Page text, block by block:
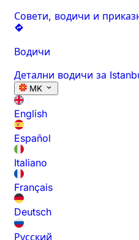
Совети, водичи и
Водичи
Детални водичи за
MK
English
Español
Italiano
Français
Deutsch
Русский